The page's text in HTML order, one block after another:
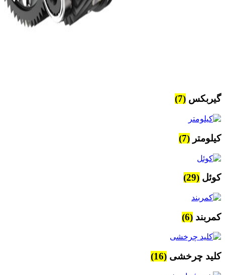
گیربکس (7)
کیلومتر (7)
کوئل (29)
کمربند (6)
کلید چرخشی (16)